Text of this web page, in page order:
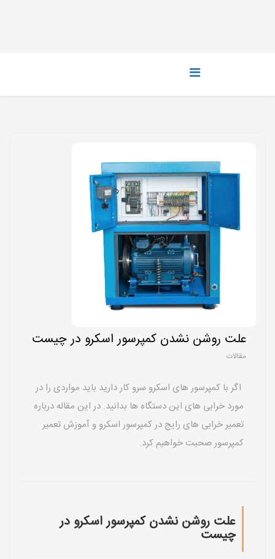
علت روشن نشدن کمپرسور اسکرو در چیست
مقالات
اگر با کمپرسور های اسکرو سرو کار دارید باید مواردی را در
مورد خرابی های این دستگاه ها بدانید. در این مقاله درباره
تعمیر خرابی های رایج در کمپرسور اسکرو و آموزش تعمیر
کمپرسور صحبت خواهیم کرد.
علت روشن نشدن کمپرسور اسکرو در
چیست